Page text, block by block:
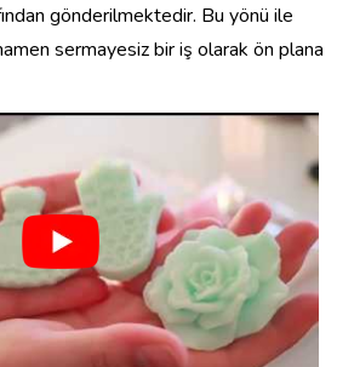
gönderilmektedir. Bu yönü ile
sermayesiz bir iş olarak ön plana